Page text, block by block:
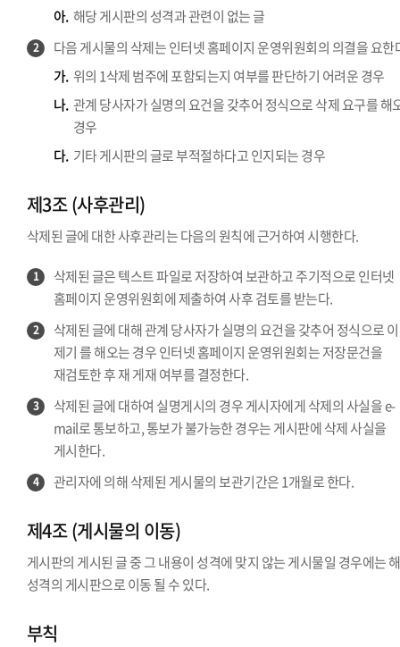
아. 해당 게시판의 성격과 관련이 없는 글
2
다음 게시물의 삭제는 인터넷 홈페이지 운영위원회의 의결을 요한
가. 위의 1삭제 범주에 포함되는지 여부를 판단하기 어려운 경우
나. 관계 당사자가 실명의 요건을 갖추어 정식으로 삭제 요구를 해
경우
다. 기타 게시판의 글로 부적절하다고 인지되는 경우
제3조 (사후관리)
삭제된 글에 대한 사후관리는 다음의 원칙에 근거하여 시행한다.
1
삭제된 글은 텍스트 파일로 저장하여 보관하고 주기적으로 인터넷
홈페이지 운영위원회에 제출하여 사후 검토를 받는다.
2
삭제된 글에 대해 관계 당사자가 실명의 요건을 갖추어 정식으로
제기 를 해오는 경우 인터넷 홈페이지 운영위원회는 저장문건을
재검토한 후 재 게재 여부를 결정한다.
3
삭제된 글에 대하여 실명게시의 경우 게시자에게 삭제의 사실을 e-
mail로 통보하고, 통보가 불가능한 경우는 게시판에 삭제 사실을
게시한다.
4 관리자에 의해 삭제된 게시물의 보관기간은 1개월로 한다.
제4조 (게시물의 이동)
게시판의 게시된 글 중 그 내용이 성격에 맞지 않는 게시물일 경우에는
성격의 게시판으로 이동 될 수 있다.
부칙